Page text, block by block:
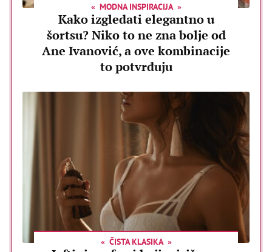
MODNA INSPIRACIJA
Kako izgledati elegantno u
šortsu? Niko to ne zna bolje od
Ane Ivanović, a ove kombinacije
to potvrđuju
ČISTA KLASIKA